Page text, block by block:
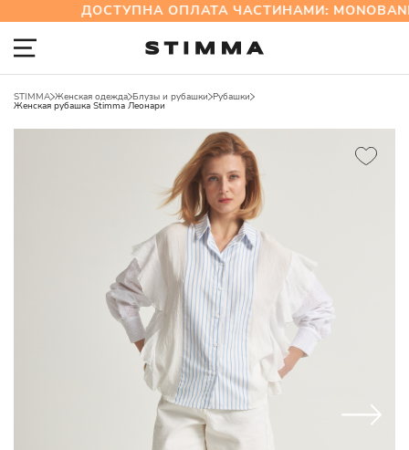
ДОСТУПНА ОПЛАТА ЧАСТИНАМИ:
STIMMA Женская одежда Блузы и рубашки Рубашки
Женская рубашка Stimma Леонари